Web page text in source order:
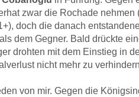
zwar die Rochade nehmen
doch die danach
dem Gegner. Bald drückte
drohten mit dem Einstieg in
nicht mehr zu
von mir. Gegen die